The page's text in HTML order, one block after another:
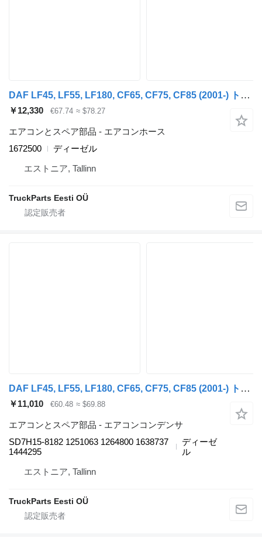
DAF LF45, LF55, LF180, CF65, CF75, CF85 (2001-) トラクタートラックのためのDAF, BEHR CF85 (01.01-) 1672500 エアコンホース
￥12,330 €67.74 ≈ $78.27
エアコンとスペア部品 - エアコンホース
1672500
ディーゼル
エストニア, Tallinn
TruckParts Eesti OÜ
DAF LF45, LF55, LF180, CF65, CF75, CF85 (2001-) トラクタートラックのためのDAF CF75 (01.01-) SD7H15-8182 エアコンコンデンサ
￥11,010 €60.48 ≈ $69.88
エアコンとスペア部品 - エアコンコンデンサ
SD7H15-8182 1251063 1264800 1638737
1444295
ディーゼ
ル
エストニア, Tallinn
TruckParts Eesti OÜ